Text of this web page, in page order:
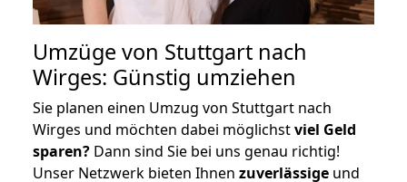
Umzüge von Stuttgart nach
Wirges: Günstig umziehen
Sie planen einen Umzug von Stuttgart nach
Wirges und möchten dabei möglichstviel Geld
sparen? Dann sind Sie bei uns genau richtig!
Unser Netzwerk bieten Ihnen zuverlässige und